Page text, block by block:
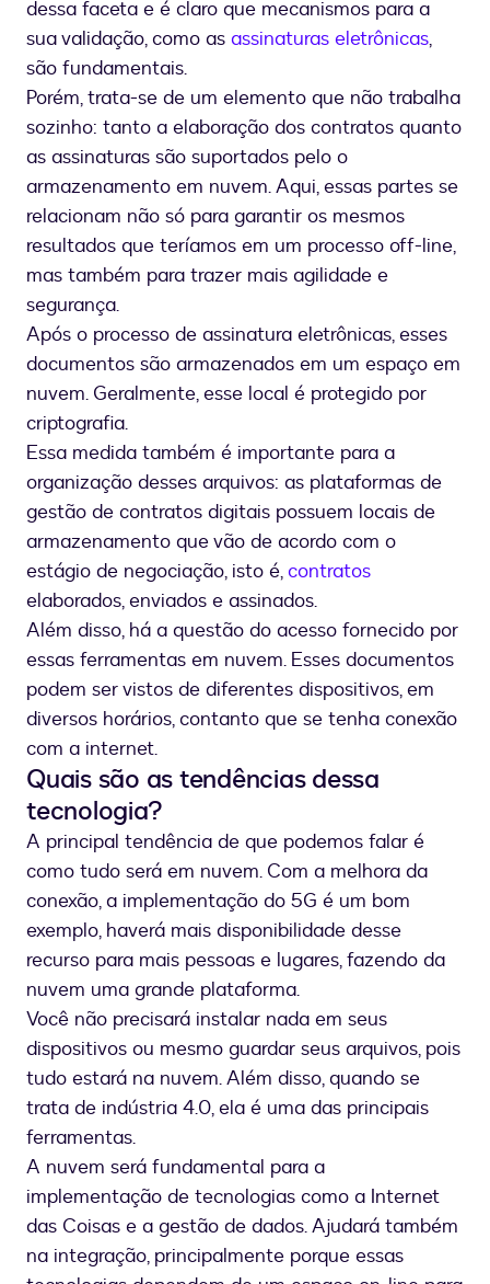
dessa faceta e é claro que mecanismos para a
sua validação, como as assinaturas eletrônicas,
são fundamentais.
Porém, trata-se de um elemento que não trabalha
sozinho: tanto a elaboração dos contratos quanto
as assinaturas são suportados pelo o
armazenamento em nuvem. Aqui, essas partes se
relacionam não só para garantir os mesmos
resultados que teríamos em um processo off-line,
mas também para trazer mais agilidade e
segurança.
Após o processo de assinatura eletrônicas, esses
documentos são armazenados em um espaço em
nuvem. Geralmente, esse local é protegido por
criptografia.
Essa medida também é importante para a
organização desses arquivos: as plataformas de
gestão de contratos digitais possuem locais de
armazenamento que vão de acordo com o
estágio de negociação, isto é,contratos
elaborados, enviados e assinados.
Além disso, há a questão do acesso fornecido por
essas ferramentas em nuvem. Esses documentos
podem ser vistos de diferentes dispositivos, em
diversos horários, contanto que se tenha conexão
com a internet.
Quais são as tendências dessa
tecnologia?
A principal tendência de que podemos falar é
como tudo será em nuvem. Com a melhora da
conexão, a implementação do 5G é um bom
exemplo, haverá mais disponibilidade desse
recurso para mais pessoas e lugares, fazendo da
nuvem uma grande plataforma.
Você não precisará instalar nada em seus
dispositivos ou mesmo guardar seus arquivos, pois
tudo estará na nuvem. Além disso, quando se
trata de indústria 4.0, ela é uma das principais
ferramentas.
A nuvem será fundamental para a
implementação de tecnologias como a Internet
das Coisas e a gestão de dados. Ajudará também
na integração, principalmente porque essas